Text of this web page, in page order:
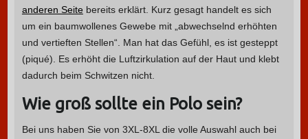
anderen Seitebereits erklärt. Kurz gesagt handelt es sich
um ein baumwollenes Gewebe mit „abwechselnd erhöhten
und vertieften Stellen“. Man hat das Gefühl, es ist gesteppt
(piqué). Es erhöht die Luftzirkulation auf der Haut und klebt
dadurch beim Schwitzen nicht.
Wie groß sollte ein Polo sein?
Bei uns haben Sie von 3XL-8XL die volle Auswahl auch bei